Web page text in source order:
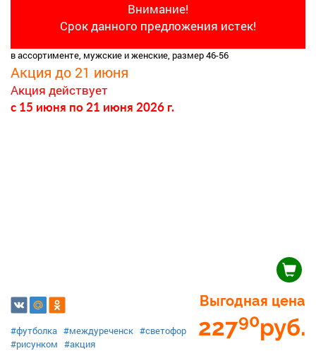
Внимание!
Срок данного предложения истек!
в ассортименте, мужские и женские, размер 46-56
Акция до 21 июня
Акция действует
c 15 июня по 21 июня 2026 г.
Выгодная цена
22790руб.
#футболка #междуреченск #светофор
#рисунком #акция